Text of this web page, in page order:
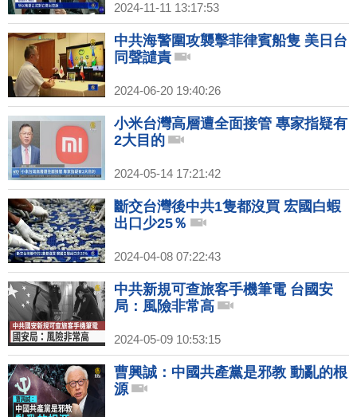
2024-11-11 13:17:53
中共海警圍攻襲擊菲律賓船隻 美日台
同聲譴責
2024-06-20 19:40:26
小米台灣高層遭全面接管 專家指疑有
2大目的
2024-05-14 17:21:42
斷交台灣後中共1隻都沒買 宏國白蝦
出口少25％
2024-04-08 07:22:43
中共新規可查旅客手機筆電 台國安
局：風險非常高
2024-05-09 10:53:15
曹興誠：中國共產黨是邪教 動亂的根
源